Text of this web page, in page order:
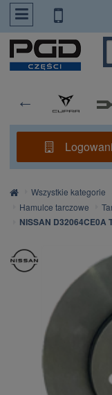
PrzejdzDoTresci
Strona
główna
Wszystkie kategorie
Hamulce tarczowe
NISSAN D32064CE0A